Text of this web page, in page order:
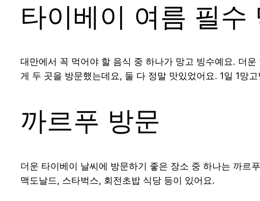
타이베이 여름 필수
대만에서 꼭 먹어야 할 음식 중 하나가 망고 빙수예요. 더
게 두 곳을 방문했는데요, 둘 다 정말 맛있었어요. 1일 1망
까르푸 방문
더운 타이베이 날씨에 방문하기 좋은 장소 중 하나는 까르
맥도날드, 스타벅스, 회전초밥 식당 등이 있어요.